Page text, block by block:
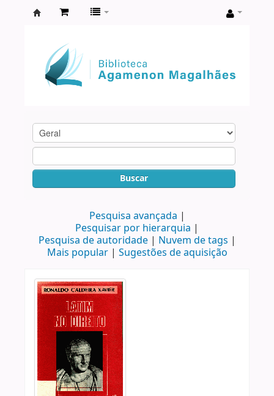
Agamenon
Magalhães
Buscar
Pesquisa avançada
Pesquisar por hierarquia
Pesquisa de autoridade
Nuvem de tags
Mais popular
Sugestões de aquisição